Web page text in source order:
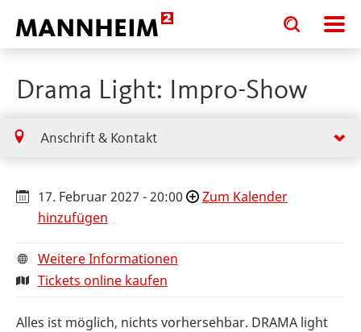
Toggle
search
input
Toggle
search
input
Drama Light: Impro-Show
Anschrift & Kontakt
17. Februar 2027 - 20:00
Zum Kalender
hinzufügen
Weitere Informationen
Tickets online kaufen
Alles ist möglich, nichts vorhersehbar. DRAMA light